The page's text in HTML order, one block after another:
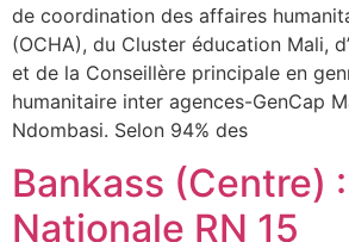
de coordination des affaires
(OCHA), du Cluster éducation Mali,
et de la Conseillère principale en
humanitaire inter agences-GenCap
Ndombasi. Selon 94% des
Bankass (Centre)
Nationale RN 15